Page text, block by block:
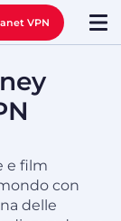
VPN
e film
con
delle